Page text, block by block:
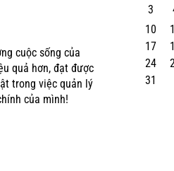
cuộc sống của
quả hơn, đạt được
trong việc quản lý
của mình!
3
10
17
24
31